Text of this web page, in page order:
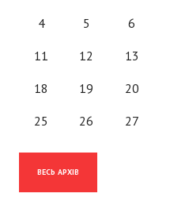
4 5 6
11 12 13
18 19 20
25 26 27
ВЕСЬ АРХІВ